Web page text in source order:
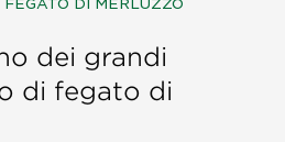
dei grandi
di fegato di
DI MERLUZZO